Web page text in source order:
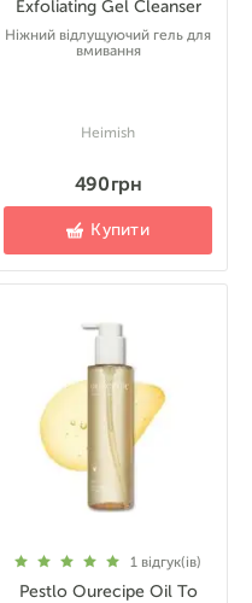
Exfoliating Gel Cleanser
Ніжний відлущуючий гель для
вмивання
Heimish
490 грн
Купити
1 відгук(ів)
Pestlo Ourecipe Oil To